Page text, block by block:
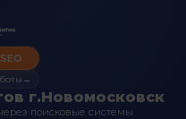
г.Новомосковск
поисковые системы
→